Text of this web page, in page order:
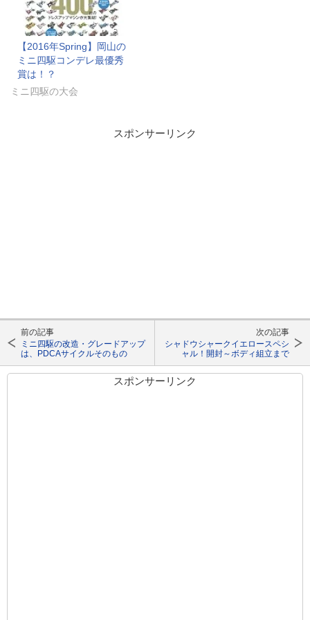
【2016年Spring】岡山の
ミニ四駆コンデレ最優秀
賞は！？
ミニ四駆の大会
スポンサーリンク
前の記事
ミニ四駆の改造・グレードアップ
は、PDCAサイクルそのもの
次の記事
シャドウシャークイエロースペシ
ャル！開封～ボディ組立まで
スポンサーリンク